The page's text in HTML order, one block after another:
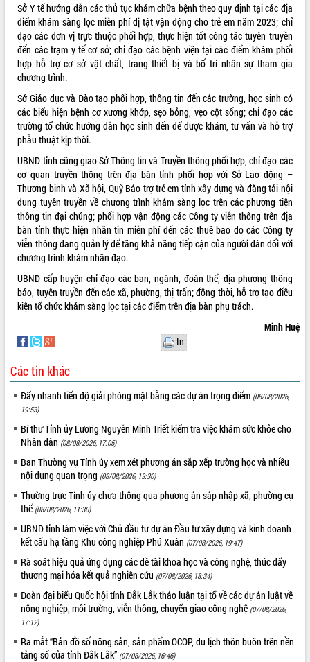
Khám bệnh, cấp phát thuốc miễn phí
và tặng quà người dân xã Cư Pui
Hội nghị UBND tỉnh Đắk Lắk thường kỳ
tháng 7/2026
Lễ truy tặng danh hiệu “Bà Mẹ Việt
Nam Anh hùng” và trao Huân chương
Lao động
UBND tỉnh Đắk Lắk triển khai nhiệm
vụ 6 tháng cuối năm 2026
Kỳ họp thứ Hai, Hội đồng nhân dân
tỉnh khóa XI quyết nghị nhiều nội dung
quan trọng
Bí thư Tỉnh ủy Lương Nguyễn Minh
Triết thăm, tặng quà người có công với
cách mạng
Rà soát, hoàn thiện hệ thống thiết chế
văn hóa, thể thao đáp ứng yêu cầu
phát triển mới
Thường trực HĐND tỉnh Đắk Lắk gặp
mặt Đoàn chuyên gia y tế TP. Hồ Chí
Minh
tại Nghĩa trang Liệt sĩ xã Sơn Hòa
xuất khẩu sầu riêng và triển khai quy
định EUDR
Thứ trưởng Bộ Nông nghiệp và Môi
vùng trồng và doanh nghiệp đóng gói
sầu riêng tại Đắk Lắk
Trình diễn nghệ thuật chế biến các
món ăn từ sầu riêng
Đắk Lắk công bố Quy hoạch và xúc
tiến đầu tư tỉnh
Ngành cá ngừ Đắk Lắk chủ động thích
ứng để giữ vững thị trường xuất khẩu
Diễn đàn Kinh tế tư nhân Việt Nam đột
phá cơ chế - Hợp tác công tư
Đề án 06 tạo bước ngoặt đột phá trong
cải cách hành chính tỉnh Đắk Lắk
Kết nối tour, đẩy mạnh chuyển đổi số
để phát triển du lịch Đắk Lắk
Khởi động Dự án Đầu tư xây dựng hạ
ALBUM ẢNH
LIÊN KẾT WEB
Hôm nay:
4917
Sở Y tế hướng dẫn các thủ tục khám chữa bệnh theo quy định tại các địa
điểm khám sàng lọc miễn phí dị tật vận động cho trẻ em năm 2023; chỉ
đạo các đơn vị trực thuộc phối hợp, thực hiện tốt công tác tuyên truyền
đến các trạm y tế cơ sở; chỉ đạo các bệnh viện tại các điểm khám phối
hợp hỗ trợ cơ sở vật chất, trang thiết bị và bố trí nhân sự tham gia
chương trình.
Sở Giáo dục và Đào tạo phối hợp, thông tin đến các trường, học sinh có
các biểu hiện bệnh cơ xương khớp, sẹo bỏng, vẹo cột sống; chỉ đạo các
trường tổ chức hướng dẫn học sinh đến để được khám, tư vấn và hỗ trợ
phẫu thuật kịp thời.
UBND tỉnh cũng giao Sở Thông tin và Truyền thông phối hợp, chỉ đạo các
cơ quan truyền thông trên địa bàn tỉnh phối hợp với Sở Lao động –
Thương binh và Xã hội, Quỹ Bảo trợ trẻ em tỉnh xây dựng và đăng tải nội
dung tuyên truyền về chương trình khám sàng lọc trên các phương tiện
thông tin đại chúng; phối hợp vận động các Công ty viễn thông trên địa
bàn tỉnh thực hiện nhắn tin miễn phí đến các thuê bao do các Công ty
viễn thông đang quản lý để tăng khả năng tiếp cận của người dân đối với
chương trình khám nhân đạo.
UBND cấp huyện chỉ đạo các ban, ngành, đoàn thể, địa phương thông
báo, tuyên truyền đến các xã, phường, thị trấn; đồng thời, hỗ trợ tạo điều
kiện tổ chức khám sàng lọc tại các điểm trên địa bàn phụ trách.
Minh Huệ
In
Các tin khác
Đẩy nhanh tiến độ giải phóng mặt bằng các dự án trọng điểm (08/08/2026,
19:53)
Bí thư Tỉnh ủy Lương Nguyễn Minh Triết kiểm tra việc khám sức khỏe cho
Nhân dân (08/08/2026, 17:05)
Ban Thường vụ Tỉnh ủy xem xét phương án sắp xếp trường học và nhiều
nội dung quan trọng (08/08/2026, 13:30)
Thường trực Tỉnh ủy chưa thông qua phương án sáp nhập xã, phường cụ
thể (08/08/2026, 11:30)
UBND tỉnh làm việc với Chủ đầu tư dự án Đầu tư xây dựng và kinh doanh
kết cấu hạ tầng Khu công nghiệp Phú Xuân (07/08/2026, 19:47)
Rà soát hiệu quả ứng dụng các đề tài khoa học và công nghệ, thúc đẩy
thương mại hóa kết quả nghiên cứu (07/08/2026, 18:34)
Đoàn đại biểu Quốc hội tỉnh Đắk Lắk thảo luận tại tổ về các dự án luật về
nông nghiệp, môi trường, viễn thông, chuyển giao công nghệ (07/08/2026,
17:12)
Ra mắt “Bản đồ số nông sản, sản phẩm OCOP, du lịch thôn buôn trên nền
tảng số của tỉnh Đắk Lắk” (07/08/2026, 16:46)